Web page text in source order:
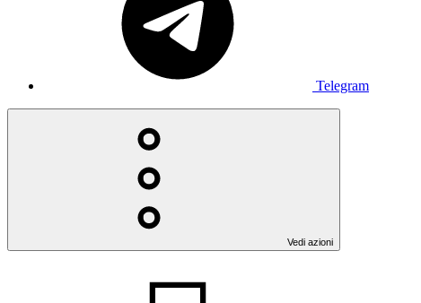
Telegram
Vedi azioni